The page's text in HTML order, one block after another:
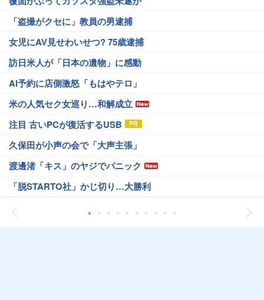
「盗撮がクセに」教員の男逮捕
女児にAV見せわいせつ? 75歳逮捕
訪日米人が「日本の遺物」に感動
AI予約に店側激怒「もはやテロ」
米の人気セク女巡り…和解成立
注目 古いPCが復活するUSB
久保田が小声の会で「大声主張」
渡邊渚「キス」のヤジでパニック
「脱STARTO社」かじ切り…大勝利